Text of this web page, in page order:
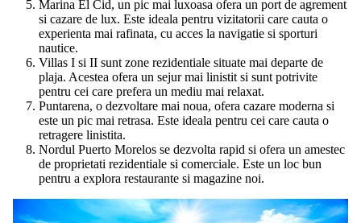
Marina El Cid, un pic mai luxoasa ofera un port de agrement
si cazare de lux. Este ideala pentru vizitatorii care cauta o
experienta mai rafinata, cu acces la navigatie si sporturi
nautice.
Villas I si II sunt zone rezidentiale situate mai departe de
plaja. Acestea ofera un sejur mai linistit si sunt potrivite
pentru cei care prefera un mediu mai relaxat.
Puntarena, o dezvoltare mai noua, ofera cazare moderna si
este un pic mai retrasa. Este ideala pentru cei care cauta o
retragere linistita.
Nordul Puerto Morelos se dezvolta rapid si ofera un amestec
de proprietati rezidentiale si comerciale. Este un loc bun
pentru a explora restaurante si magazine noi.